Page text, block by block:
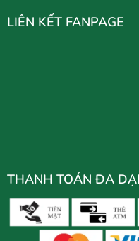
LIÊN KẾT FANPAGE
THANH TOÁN ĐA